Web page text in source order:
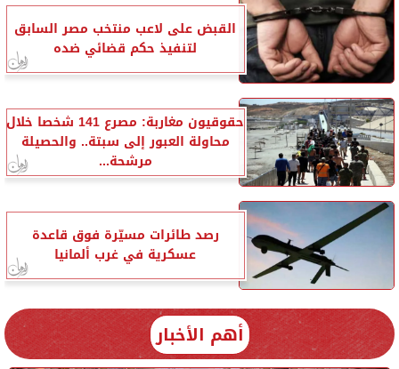
القبض على لاعب منتخب مصر السابق
لتنفيذ حكم قضائي ضده
حقوقيون مغاربة: مصرع 141 شخصا خلال
محاولة العبور إلى سبتة.. والحصيلة
مرشحة...
رصد طائرات مسيّرة فوق قاعدة
عسكرية في غرب ألمانيا
أهم الأخبار